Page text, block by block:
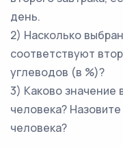
день.
2) Насколько
соответствуют
углеводов (в %)?
3) Каково значение
человека?
человека?